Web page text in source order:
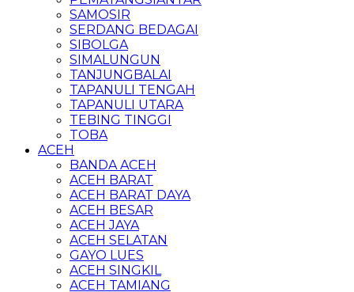
SAMOSIR
SERDANG BEDAGAI
SIBOLGA
SIMALUNGUN
TANJUNGBALAI
TAPANULI TENGAH
TAPANULI UTARA
TEBING TINGGI
TOBA
ACEH
BANDA ACEH
ACEH BARAT
ACEH BARAT DAYA
ACEH BESAR
ACEH JAYA
ACEH SELATAN
GAYO LUES
ACEH SINGKIL
ACEH TAMIANG